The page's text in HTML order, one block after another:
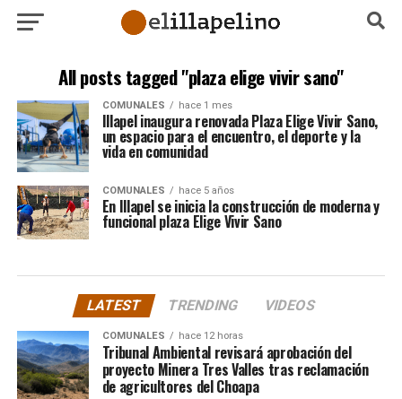
All posts tagged "plaza elige vivir sano"
COMUNALES hace 1 mes
Illapel inaugura renovada Plaza Elige Vivir Sano,
un espacio para el encuentro, el deporte y la
vida en comunidad
COMUNALES hace 5 años
En Illapel se inicia la construcción de moderna y
funcional plaza Elige Vivir Sano
LATEST TRENDING VIDEOS
COMUNALES hace 12 horas
Tribunal Ambiental revisará aprobación del
proyecto Minera Tres Valles tras reclamación
de agricultores del Choapa